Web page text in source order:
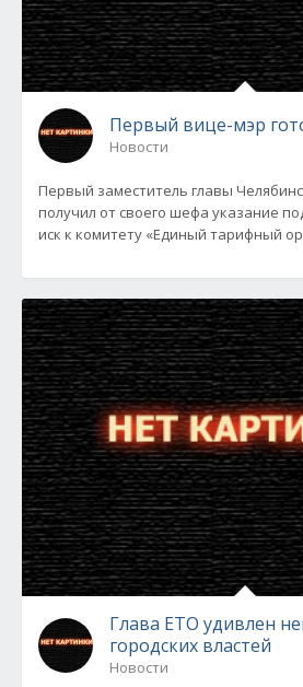
Первый вице-мэр
Новости
Первый заместитель главы
получил от своего шефа указание
иск к комитету «Единый тарифный
Глава ЕТО удивлен
городских властей
Новости